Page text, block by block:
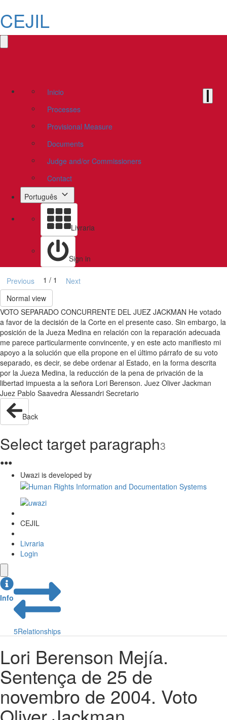
CEJIL
Inicio
Processes
Provisional Measure
Documents
Judge and/or Commissioners
Contact
Português
Livraria
Sign in
Previous 1 / 1
Next
Normal view
VOTO SEPARADO CONCURRENTE DEL JUEZ JACKMAN He votado
a favor de la decisión de la Corte en el presente caso. Sin embargo, la
posición de la Jueza Medina en relación con la reparación adecuada
me parece particularmente convincente, y en este acto manifiesto mi
apoyo a la solución que ella propone en el último párrafo de su voto
separado, es decir, se debe ordenar al Estado, en la forma descrita
por la Jueza Medina, la reducción de la pena de privación de la
libertad impuesta a la señora Lori Berenson. Juez Oliver Jackman
Juez Pablo Saavedra Alessandri Secretario
Back
Select target paragraph3
●●●
Uwazi is developed by
CEJIL
Livraria
Login
Info
5Relationships
Lori Berenson Mejía.
Sentença de 25 de
novembro de 2004. Voto